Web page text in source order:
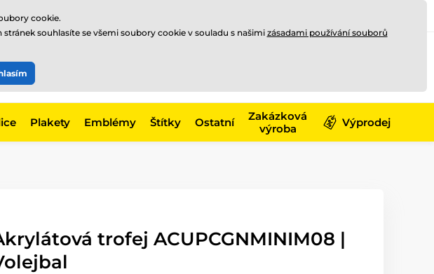
400 255
nám
Plakety Emblémy Štítky Ostatní
Zakázková
výroba
Výprodej
trofej ACUPCGNMINIM08 |
cookie.
souhlasíte se všemi soubory cookie v souladu s našimi zásadami používání souborů